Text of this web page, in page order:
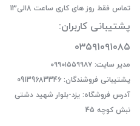
تماس فقط روز های کاری ساعت 8الی13
پشتیبانی کاربران:
۰۳۵۹۱۰۹۱۰۸۵
مدیر سایت: ۰۹۹۰۱۵۵۹۹۸۷
پشتیبانی فروشندگان: 09139683346
آدرس فروشگاه: یزد-بلوار شهید دشتی
نبش کوچه 45